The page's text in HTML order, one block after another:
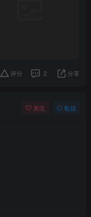
评分 2 分享
关注 私信